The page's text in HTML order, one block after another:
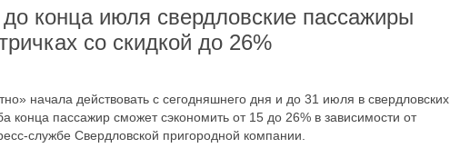
конца июля свердловские пассажиры
со скидкой до 26%
начала действовать с сегодняшнего дня и до 31 июля в свердловских
конца пассажир сможет сэкономить от 15 до 26% в зависимости от
службе Свердловской пригородной компании.